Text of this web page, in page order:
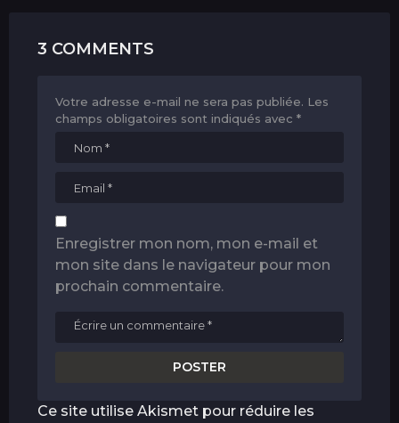
3 COMMENTS
Votre adresse e-mail ne sera pas publiée. Les
champs obligatoires sont indiqués avec *
Enregistrer mon nom, mon e-mail et
mon site dans le navigateur pour mon
prochain commentaire.
Ce site utilise Akismet pour réduire les